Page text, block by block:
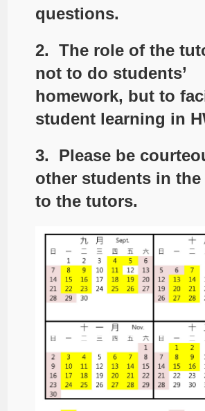
questions.
2. The role of the
not to do students’
homework, but to
student learning in
3. Please be
other students in the
to the tutors.